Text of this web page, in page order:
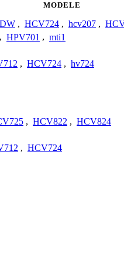
MODELE
, HCV724 , hcv207 ,
, HPV701 , mti1
, HCV724 , hv724
, HCV822 , HCV824
, HCV724